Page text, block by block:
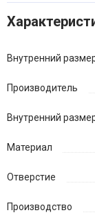
Внутренний
Производитель
Внутренний
Материал
Отверстие
Производство